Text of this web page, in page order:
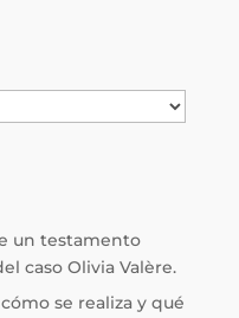
un testamento
caso Olivia Valère.
se realiza y qué